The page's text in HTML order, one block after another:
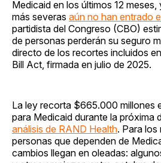
Medicaid en los últimos 12
más severas aún no han entrado
partidista del Congreso (CBO)
de personas perderán su seguro
directo de los recortes incluidos
Bill Act, firmada en julio de 2025.
La ley recorta $665.000 millones
para Medicaid durante la próxima
análisis de RAND Health. Para los
personas que dependen de
cambios llegan en oleadas: